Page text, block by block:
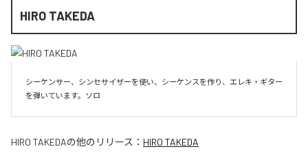
HIRO TAKEDA
シーケンサー、シンセサイザーを使い、シーケンスを作り、エレキ・ギター
を弾いています。ソロ
HIRO TAKEDAの他のリリース： HIRO TAKEDA